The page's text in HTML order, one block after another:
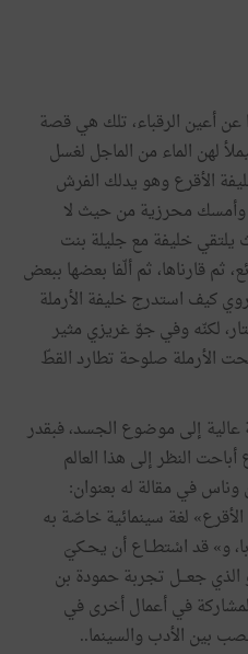
عنأعين الرقباء، تلك هي قصة
لهن الماء من الماجل لغسل
الأقرع وهو يدلك الفرش
وأمسك محرزية من حيث لا
يلتقي خليفة مع جليلة بنت
ثم قارناها، ثمألّفا بعضها ببعض
كيف استدرج خليفة الأرملة
لكنّه وفي جوّ غريزي مثير
الأرملة صلوحة تطارد القطّ
عالية إلى موضوع الجسد، فبقدر
أباحت النظرإلى هذا العالم
وناس في مقالة له بعنوان:
الأقرع» لغة سينمائية خاصّة به
و» قد اسْتطــاعأن يحـكيَ
الذي جعـــل تجربة حمودة بن
فيأعمالأخرى في
بين الأدب والسينما.
.